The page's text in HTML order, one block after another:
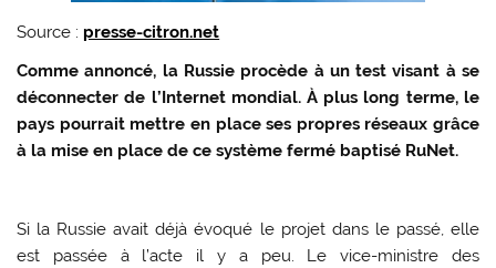
Source : presse-citron.net
Comme annoncé, la Russie procède à un test visant à se
déconnecter de l’Internet mondial. À plus long terme, le
pays pourrait mettre en place ses propres réseaux grâce
à la mise en place de ce système fermé baptisé RuNet.
Si la Russie avait déjà évoqué le projet dans le passé, elle
est passée à l’acte il y a peu. Le vice-ministre des